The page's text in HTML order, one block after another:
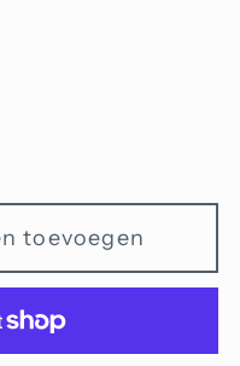
toevoegen